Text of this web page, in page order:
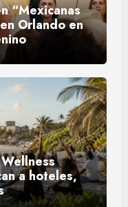
“Mexicanas
Orlando en
a hoteles,